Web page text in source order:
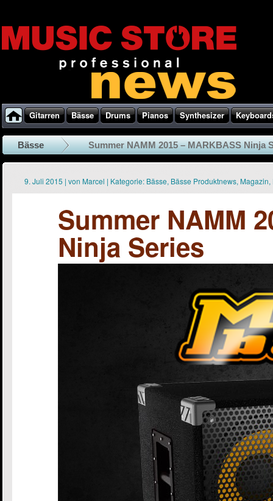
Gitarren Bässe Drums Pianos Synthesizer
Bässe Summer NAMM 2015 – MARKBASS Ninja
9. Juli 2015 | von Marcel | Kategorie: Bässe, Bässe Produktnews, Magazin,
Summer NAMM
Ninja Series